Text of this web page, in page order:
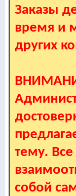
Заказы
время и
других
тему.
собой